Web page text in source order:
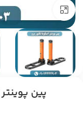
برای بزرگنمایی
پین